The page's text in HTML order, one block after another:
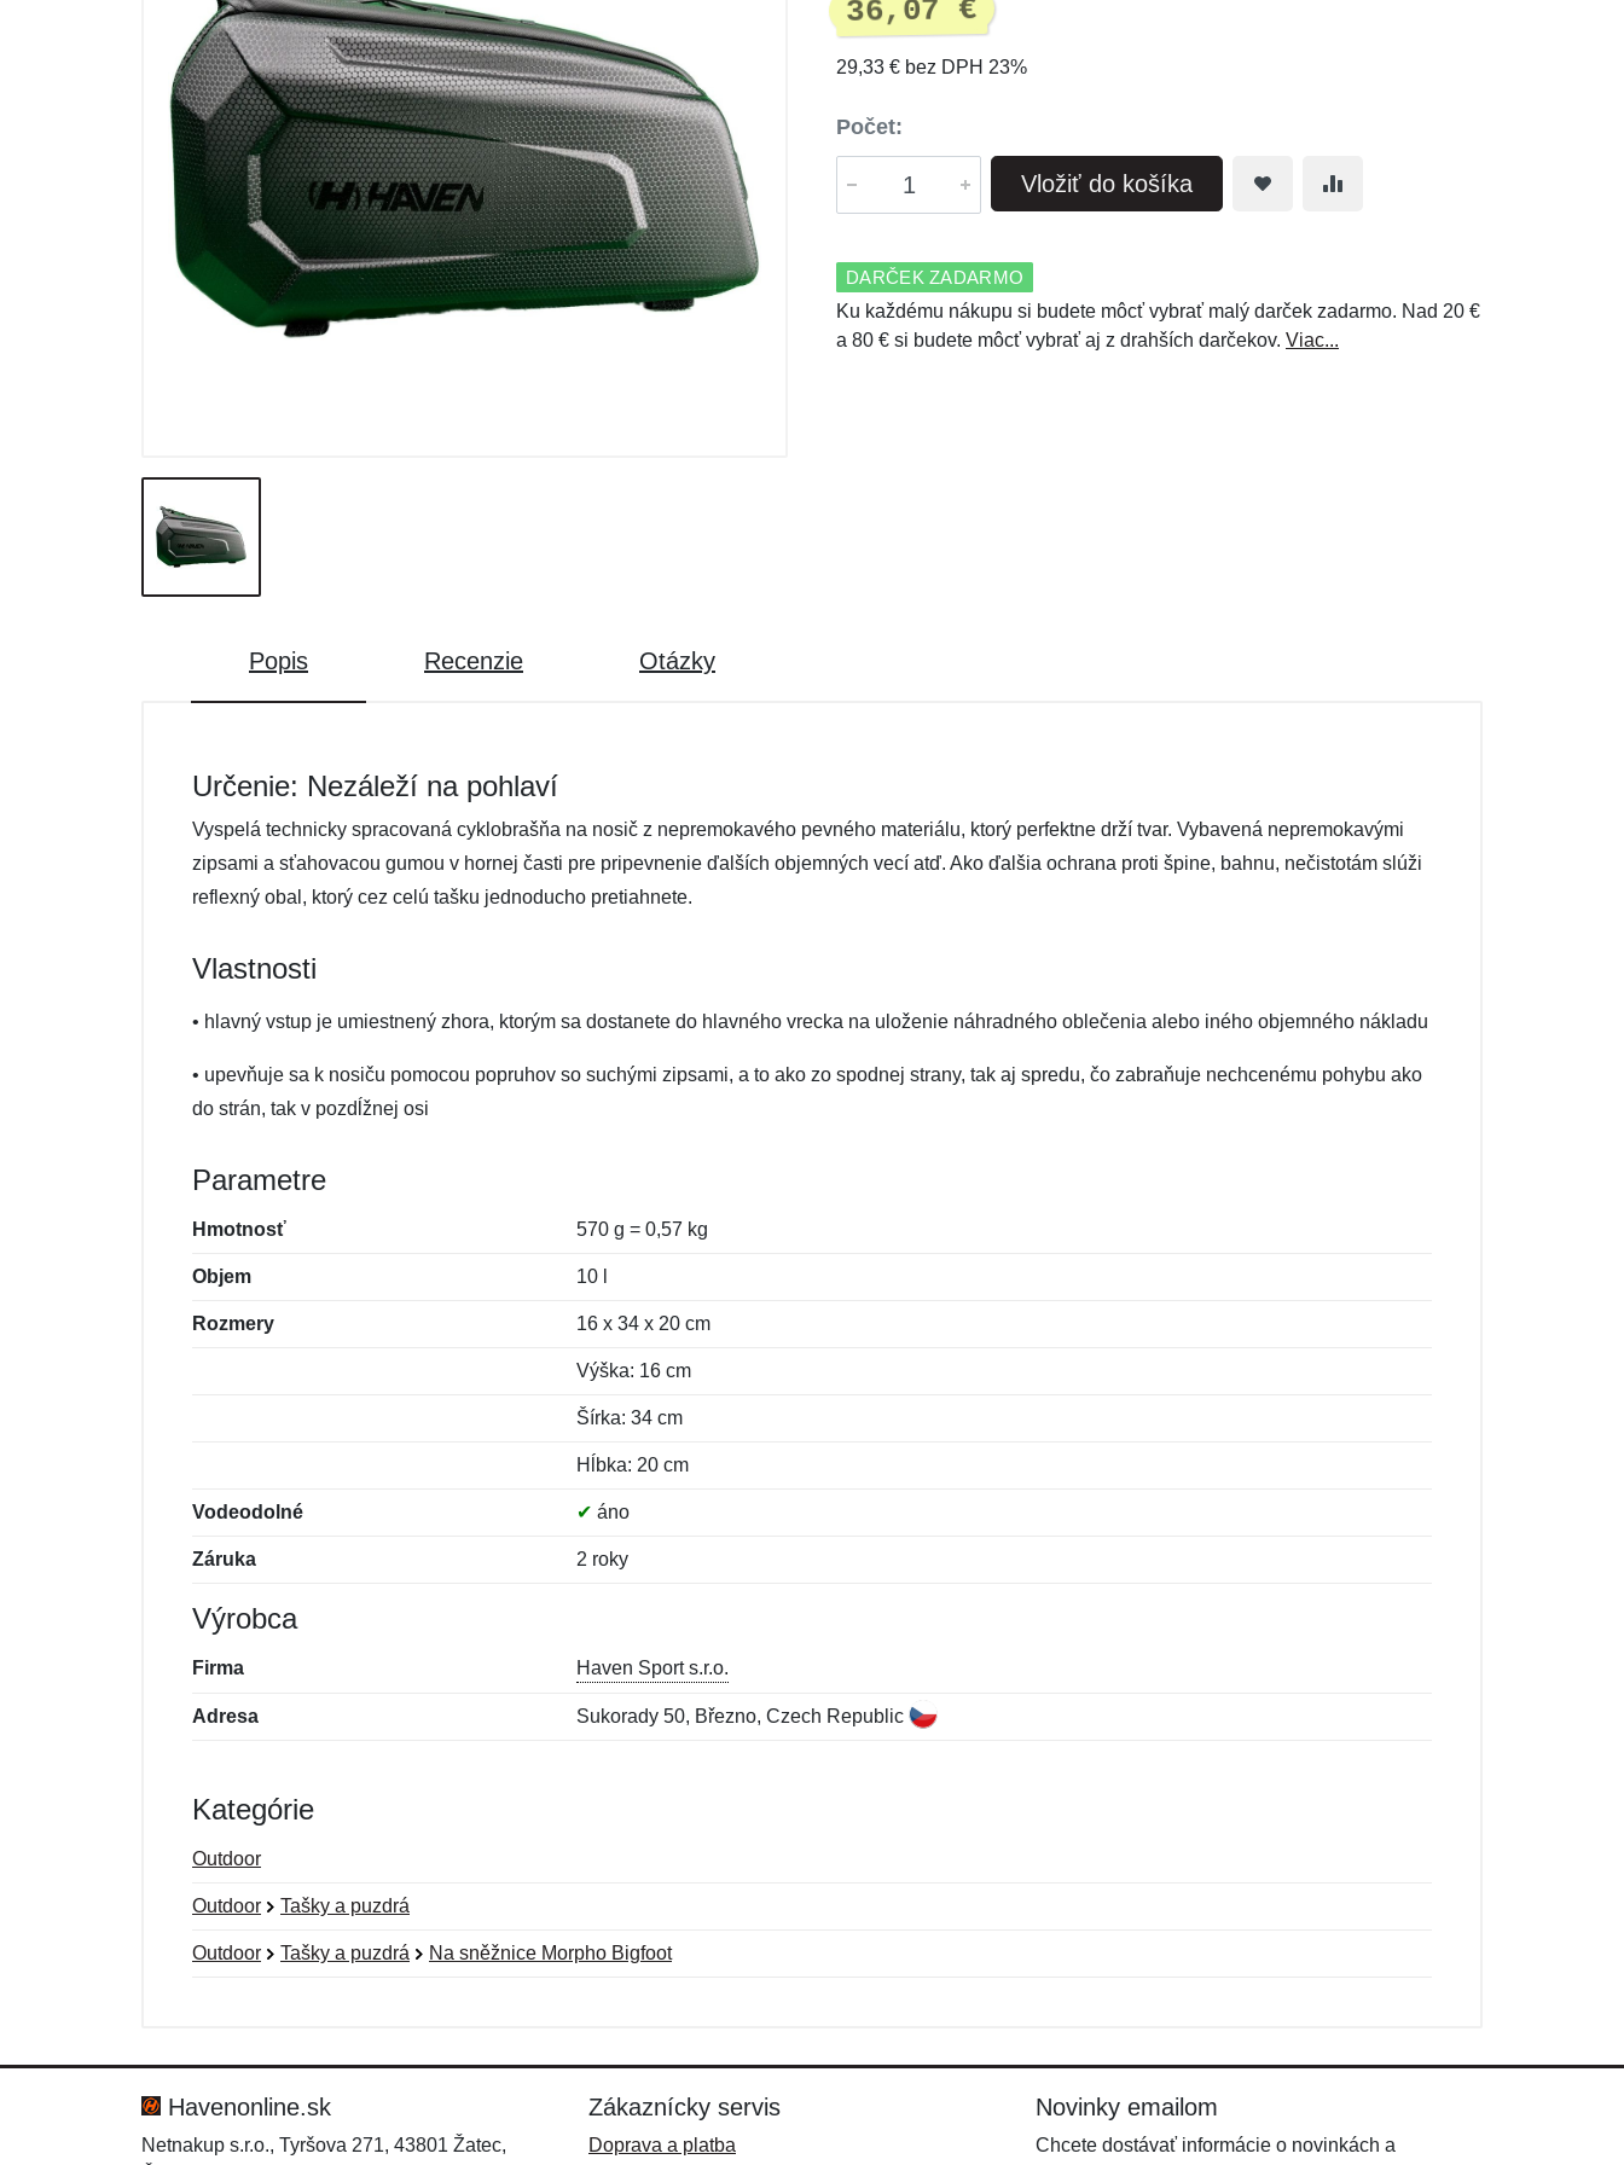
Výpredaj
36,07 €
29,33 € bez DPH 23%
Počet:
Vložiť do košíka
DARČEK ZADARMO
Ku každému nákupu si budete môcť vybrať malý darček zadarmo. Nad 20 €
a 80 € si budete môcť vybrať aj z drahších darčekov. Viac...
Popis Recenzie Otázky
Určenie: Nezáleží na pohlaví
Vyspelá technicky spracovaná cyklobrašňa na nosič z nepremokavého pevného materiálu, ktorý perfektne drží tvar. Vybavená nepremokavými
zipsami a sťahovacou gumou v hornej časti pre pripevnenie ďalších objemných vecí atď. Ako ďalšia ochrana proti špine, bahnu, nečistotám slúži
reflexný obal, ktorý cez celú tašku jednoducho pretiahnete.
Vlastnosti
• hlavný vstup je umiestnený zhora, ktorým sa dostanete do hlavného vrecka na uloženie náhradného oblečenia alebo iného objemného nákladu
• upevňuje sa k nosiču pomocou popruhov so suchými zipsami, a to ako zo spodnej strany, tak aj spredu, čo zabraňuje nechcenému pohybu ako
do strán, tak v pozdĺžnej osi
Parametre
Hmotnosť 570 g = 0,57 kg
Objem 10 l
Rozmery 16 x 34 x 20 cm
Výška: 16 cm
Šírka: 34 cm
Hĺbka: 20 cm
Vodeodolné ✔ áno
Záruka 2 roky
Výrobca
Firma Haven Sport s.r.o.
Adresa Sukorady 50, Březno, Czech Republic
Kategórie
Outdoor
Outdoor Tašky a puzdrá
Outdoor Tašky a puzdrá Na sněžnice Morpho Bigfoot
Havenonline.sk
Netnakup s.r.o., Tyršova 271, 43801 Žatec,
Zákaznícky servis
Doprava a platba
Novinky emailom
Chcete dostávať informácie o novinkách a